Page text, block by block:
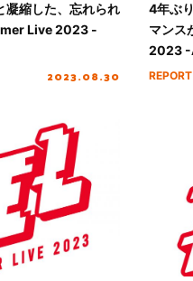
凝縮した、忘れられ
Live 2023 -
2023.08.30
4年ぶ
マンス
2023 -
REPORT